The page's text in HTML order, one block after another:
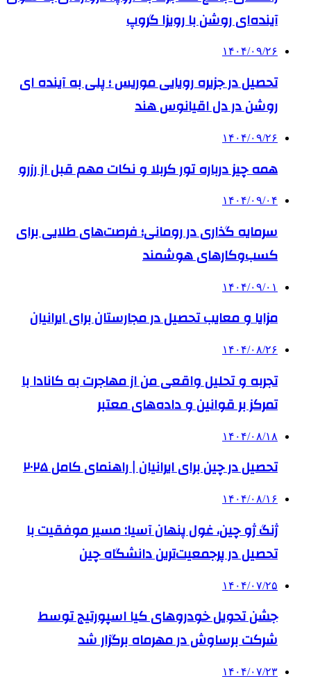
آینده‌ای روشن با رویزا گروپ
۱۴۰۴/۰۹/۲۶
تحصیل در جزیره رویایی موریس ؛ پلی به آینده ‌ای
روشن در دل اقیانوس ‌هند
۱۴۰۴/۰۹/۲۶
همه چیز درباره تور کربلا و نکات مهم قبل از رزرو
۱۴۰۴/۰۹/۰۴
سرمایه گذاری در رومانی؛ فرصت‌های طلایی برای
کسب‌وکارهای هوشمند
۱۴۰۴/۰۹/۰۱
مزایا و معایب تحصیل در مجارستان برای ایرانیان
۱۴۰۴/۰۸/۲۶
تجربه و تحلیل واقعی من از مهاجرت به کانادا با
تمرکز بر قوانین و داده‌های معتبر
۱۴۰۴/۰۸/۱۸
تحصیل در چین برای ایرانیان | راهنمای کامل ۲۰۲۵
۱۴۰۴/۰۸/۱۶
ژنگ ژو چین، غول پنهان آسیا: مسیر موفقیت با
تحصیل در پرجمعیت‌ترین دانشگاه چین
۱۴۰۴/۰۷/۲۵
جشن تحویل خودروهای کیا اسپورتیج توسط
شرکت برساوش در مهرماه برگزار شد
۱۴۰۴/۰۷/۲۳